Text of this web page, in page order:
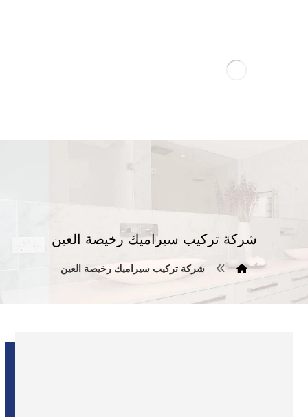
شركة تركيب سيراميك رخيصة العين
شركة تركيب سيراميك رخيصة العين